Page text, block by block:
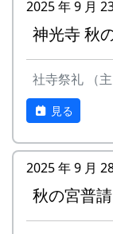
-
メシ
ンド
6 MASA
- MASA
件
審査
棚
に
賞品
与
入賞
作品
・
（
スタンプラリー
正式なスタ
デジタル3コ
特典があた
抽選で3
達成者
特別
ガ
詳しくは 北
2025 年 9 月
神光寺 秋
社寺祭礼 （
見る
2025 年 9 月
秋の宮普